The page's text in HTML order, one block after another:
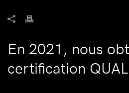
En 2021, nous
certification